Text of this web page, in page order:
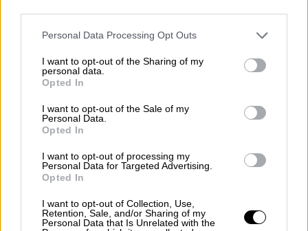
Please note that this website/app uses one or more Google
not limited to your visit or usage behaviour. You may click to
grant or deny consent to Google and its third-party tags to
use your data for below specified purposes in below Google
consent section.
Personal Data Processing Opt Outs
I want to opt-out of the Sharing of my
personal data.
Opted In
I want to opt-out of the Sale of my
Personal Data.
Opted In
I want to opt-out of processing my
Personal Data for Targeted Advertising.
Opted In
I want to opt-out of Collection, Use,
Retention, Sale, and/or Sharing of my
Personal Data that Is Unrelated with the
Κόσμος|27.01.2025 22:43
Νέο βίντεο με Ισραηλινή όμηρο
αφεθεί ελεύθερη την Πέμπτη